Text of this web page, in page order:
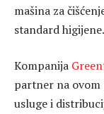
mašina za
standard higijene.
Kompanija
partner na ovom
usluge i